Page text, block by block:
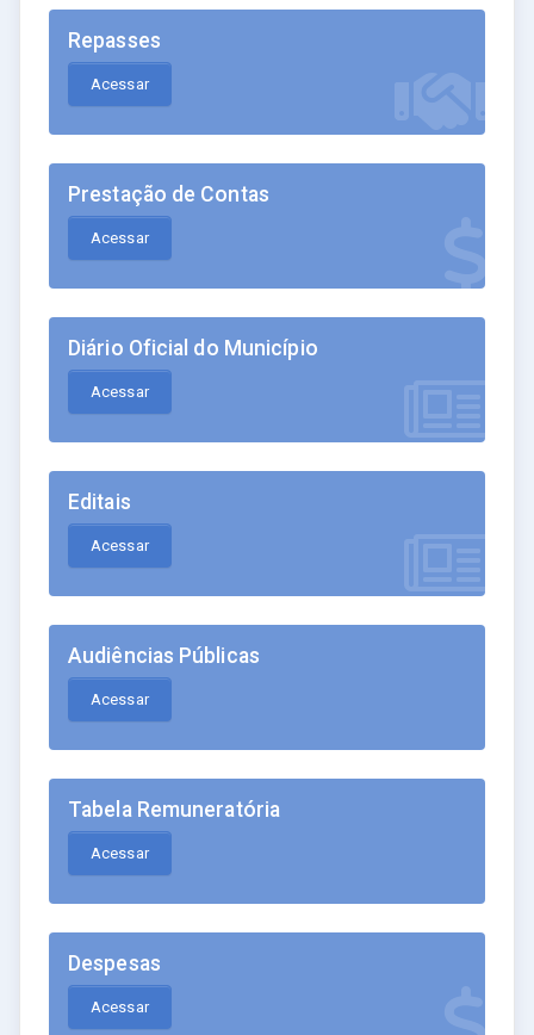
Repasses
Acessar
Prestação de Contas
Acessar
Diário Oficial do Município
Acessar
Editais
Acessar
Audiências Públicas
Acessar
Tabela Remuneratória
Acessar
Despesas
Acessar